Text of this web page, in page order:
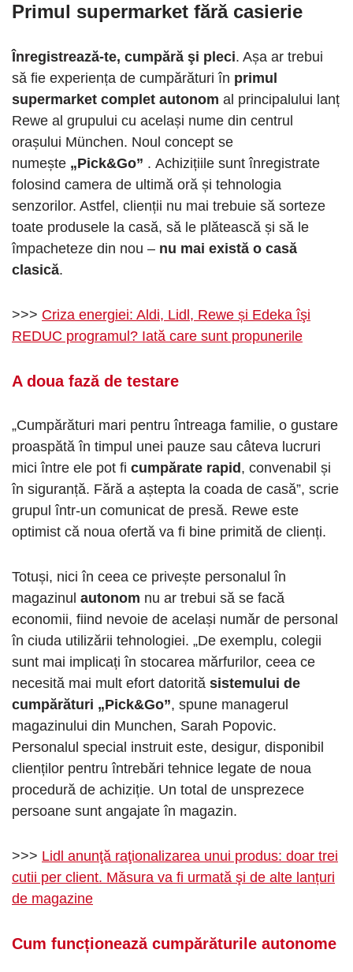
Primul supermarket fără casierie
Înregistrează-te, cumpără şi pleci. Așa ar trebui
să fie experiența de cumpărături în primul
supermarket complet autonom al principalului lanț
Rewe al grupului cu același nume din centrul
orașului München. Noul concept se
numește „Pick&Go” . Achizițiile sunt înregistrate
folosind camera de ultimă oră și tehnologia
senzorilor. Astfel, clienții nu mai trebuie să sorteze
toate produsele la casă, să le plătească și să le
împacheteze din nou – nu mai există o casă
clasică.
>>> Criza energiei: Aldi, Lidl, Rewe și Edeka îşi
REDUC programul? Iată care sunt propunerile
A doua fază de testare
„Cumpărături mari pentru întreaga familie, o gustare
proaspătă în timpul unei pauze sau câteva lucruri
mici între ele pot fi cumpărate rapid , convenabil și
în siguranță. Fără a aștepta la coada de casă”, scrie
grupul într-un comunicat de presă. Rewe este
optimist că noua ofertă va fi bine primită de clienți.
Totuși, nici în ceea ce privește personalul în
magazinul autonom nu ar trebui să se facă
economii, fiind nevoie de același număr de personal
în ciuda utilizării tehnologiei. „De exemplu, colegii
sunt mai implicați în stocarea mărfurilor, ceea ce
necesită mai mult efort datorită sistemului de
cumpărături „Pick&Go”, spune managerul
magazinului din Munchen, Sarah Popovic.
Personalul special instruit este, desigur, disponibil
clienților pentru întrebări tehnice legate de noua
procedură de achiziție. Un total de unsprezece
persoane sunt angajate în magazin.
>>> Lidl anunţă raţionalizarea unui produs: doar trei
cutii per client. Măsura va fi urmată şi de alte lanțuri
de magazine
Cum funcționează cumpărăturile autonome